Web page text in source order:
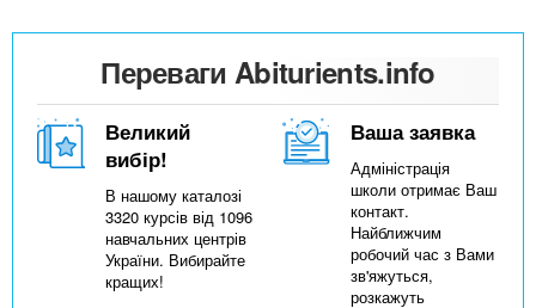
Переваги Abiturients.info
Великий
вибір!
В нашому каталозі
3320 курсів від 1096
навчальних центрів
України. Вибирайте
кращих!
Ваша заявка
Адміністрація
школи отримає Ваш
контакт.
Найближчим
робочий час з Вами
зв'яжуться,
розкажуть